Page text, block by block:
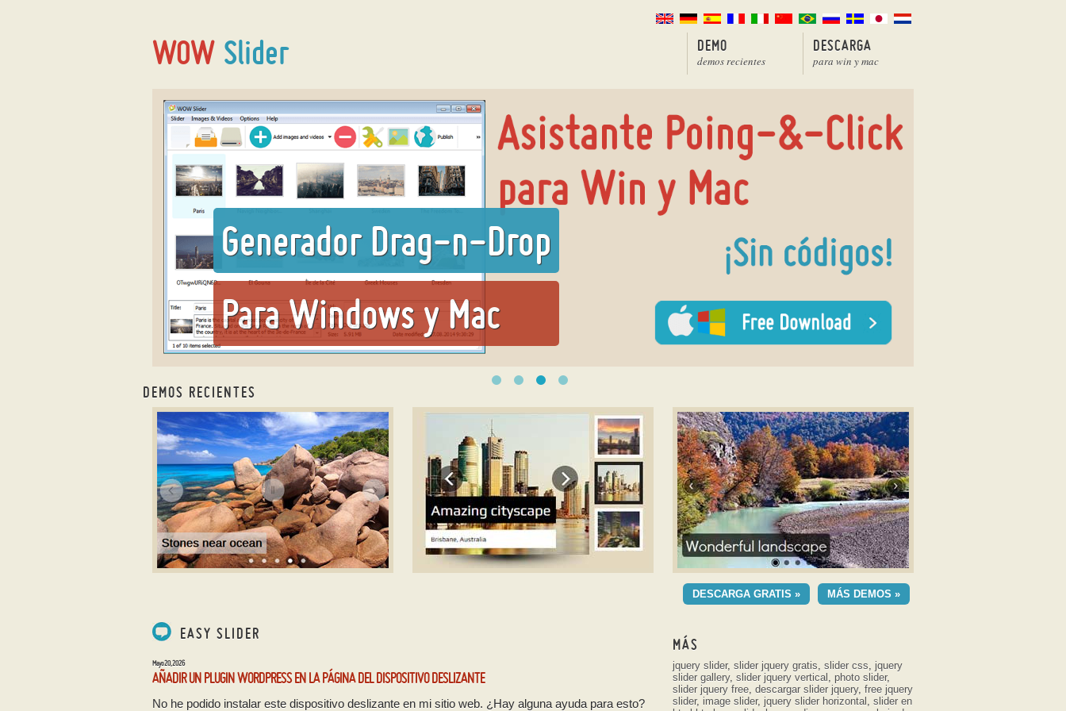
DEMO
demos recientes
DESCARGA
para win y mac
Generador Drag-n-Drop
Para Windows y Mac
DEMOS RECIENTES
con Rotate efecto
GEOMETRIC DEMO DE
PLANTILLA
MÁS DEMOS »
DESCARGA GRATIS »
MÁS
jquery slider, slider jquery gratis slider css
jquery
slider gallery, slider jquery vertical photo slider,
slider jquery free descargar slider jquery, free jquery
slider, image slider, jquery slider horizontal
slider en
EASY SLIDER
Mayo 20, 2026
AÑADIR UN PLUGIN WORDPRESS EN LA PÁGINA DEL DISPOSITIVO DESLIZANTE
No he podido instalar este dispositivo deslizante en mi sitio web. ¿Hay alguna ayuda para esto?